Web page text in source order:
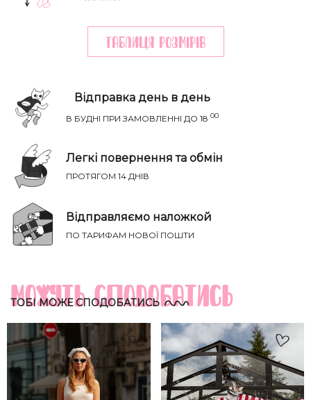
Таблиця розмiрiв
Відправка день в день
В БУДНІ ПРИ ЗАМОВЛЕННІ ДО 18 00
Легкі повернення та обмін
ПРОТЯГОМ 14 ДНІВ
Відправляємо наложкой
ПО ТАРИФАМ НОВОЇ ПОШТИ
Можуть сподобатись
ТОБІ МОЖЕ СПОДОБАТИСЬ
ТВІЙ ТАЄМНИЙ СПИСОК БАЖАНЬ
НА ГОЛОВНУ
Річ ідеально сяде на параметри:
Розмір
Груди
Талія
XS-S
S-M 85-89 65-70 93-98
M-L 89-93 70-76 98-104